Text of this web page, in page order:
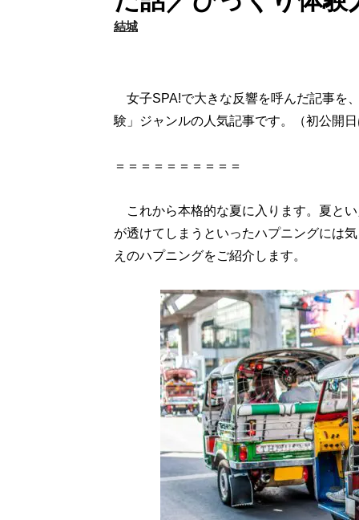
結城
女子SPA!で大きな反響を呼んだ記事を
験」ジャンルの人気記事です。（初公開
＝＝＝＝＝＝＝＝＝＝
これから本格的な夏に入ります。夏と
が透けてしまうといったハプニングには
えのハプニングをご紹介します。